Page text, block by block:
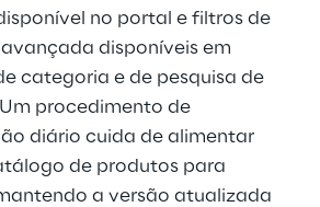
no portal e filtros de
disponíveis em
categoria e de pesquisa de
procedimento de
diário cuida de alimentar
de produtos para
a versão atualizada